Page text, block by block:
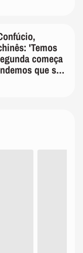
'Temos
começa
que só